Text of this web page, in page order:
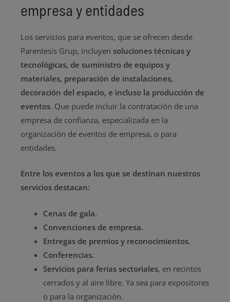
empresa y entidades
Los servicios para eventos, que se ofrecen desde
Parentesis Grup, incluyen soluciones técnicas y
tecnológicas, de suministro de equipos y
materiales, preparación de instalaciones,
decoración del espacio, e incluso la producción de
eventos. Que puede incluir la contratación de una
empresa de confianza, especializada en la
organización de eventos de empresa, o para
entidades.
Entre los eventos a los que se destinan nuestros
servicios destacan:
Cenas de gala.
Convenciones de empresa.
Entregas de premios y reconocimientos.
Conferencias.
Servicios para ferias sectoriales, en recintos
cerrados y al aire libre. Ya sea para expositores
o para la organización.